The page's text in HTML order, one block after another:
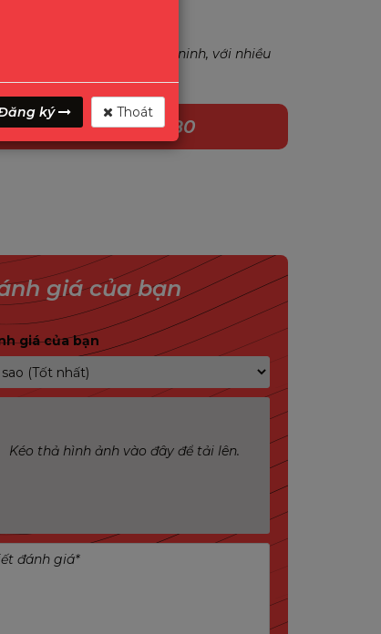
cho nhu cầu giám sát an ninh, với nhiều
1800.2345.80
giá của bạn
giá của bạn
Kéo thả hình ảnh vào đây để tải lên.
ký Thoát